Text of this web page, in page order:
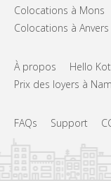
Colocations à Mons
Colocations à Anvers
À propos Hello Kot
Prix des loyers à
FAQs Support